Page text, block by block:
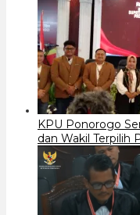
KPU Ponorogo
dan Wakil Terpilih